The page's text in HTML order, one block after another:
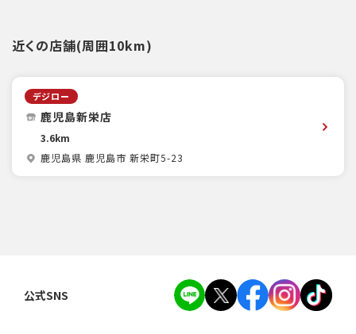
近くの店舗(周囲10km)
デジロー
鹿児島新栄店
3.6km
鹿児島県 鹿児島市 新栄町5-23
公式SNS